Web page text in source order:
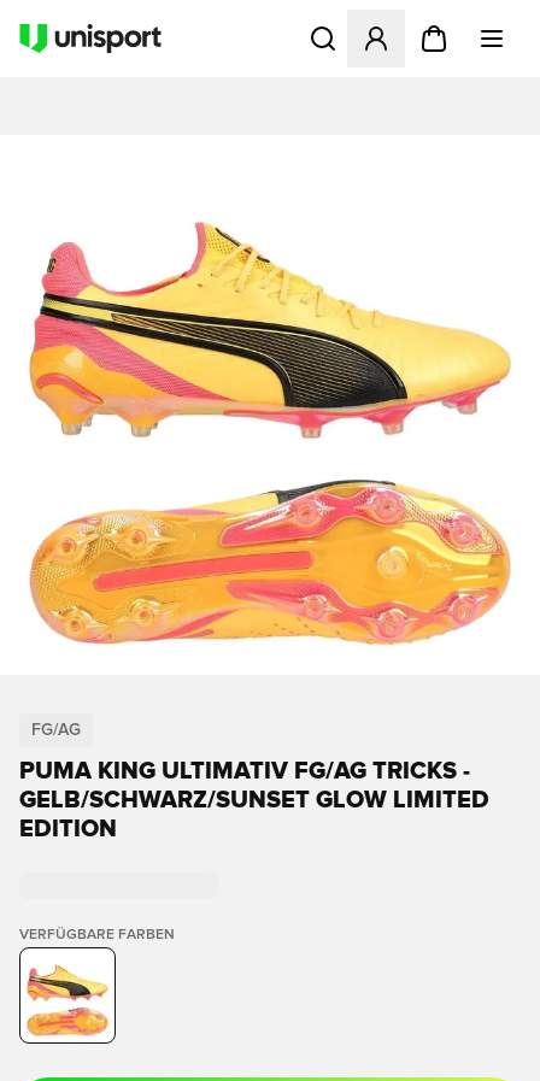
Öffnet ein Fenster zum
FG/AG
PUMA KING ULTIMATIV FG/AG TRICKS -
GELB/SCHWARZ/SUNSET GLOW LIMITED
EDITION
VERFÜGBARE FARBEN